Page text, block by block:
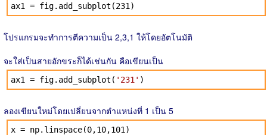
ax1 = fig.add_subplot(231)
โปรแกรมจะทำการตีความเป็น 2,3,1 ให้โดยอัตโนมัติ
จะใส่เป็นสายอักขระก็ได้เช่นกัน คือเขียนเป็น
ax1 = fig.add_subplot( '231' )
ลองเขียนใหม่โดยเปลี่ยนจากตำแหน่งที่ 1 เป็น 5
x = np.linspace(0,10,101)